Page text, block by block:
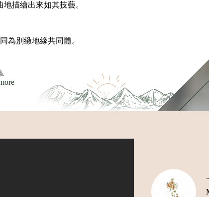
描繪出來如其技藝。
為別緻地緣共同體。